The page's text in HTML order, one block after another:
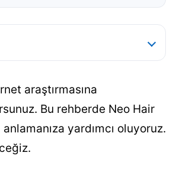
araştırmasına
Bu rehberde Neo Hair
yardımcı oluyoruz.